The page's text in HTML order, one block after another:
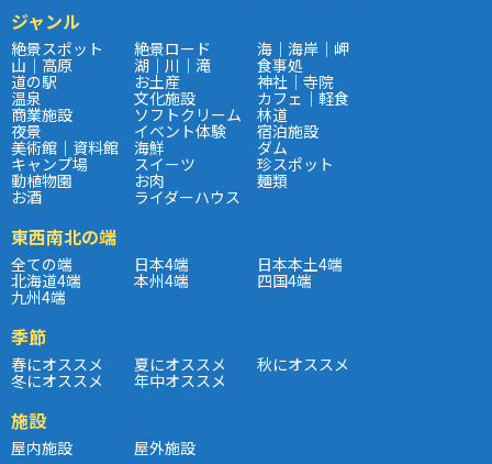
ジャンル
絶景スポット 絶景ロード 海｜海岸｜岬
山｜高原 湖｜川｜滝 食事処
道の駅 お土産 神社｜寺院
温泉 文化施設 カフェ｜軽食
商業施設 ソフトクリーム 林道
夜景 イベント体験 宿泊施設
美術館｜資料館 海鮮 ダム
キャンプ場 スイーツ 珍スポット
動植物園 お肉 麺類
お酒 ライダーハウス
東西南北の端
全ての端 日本4端 日本本土4端
北海道4端 本州4端 四国4端
九州4端
季節
春にオススメ 夏にオススメ 秋にオススメ
冬にオススメ 年中オススメ
施設
屋内施設 屋外施設